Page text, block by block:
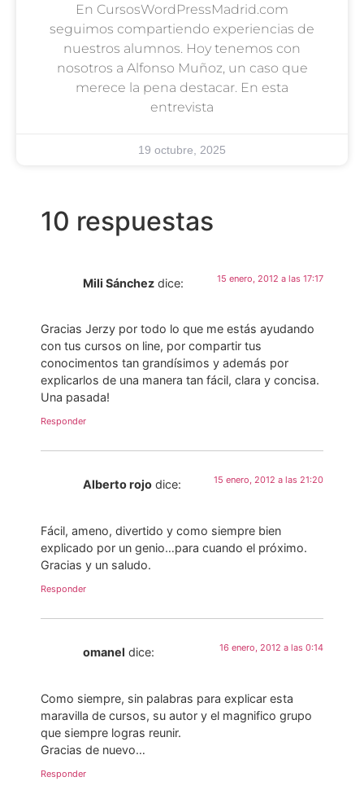
En CursosWordPressMadrid.com
seguimos compartiendo experiencias de
nuestros alumnos. Hoy tenemos con
nosotros a Alfonso Muñoz, un caso que
merece la pena destacar. En esta
entrevista
19 octubre, 2025
10 respuestas
Mili Sánchez dice: 15 enero, 2012 a las 17:17
Gracias Jerzy por todo lo que me estás ayudando
con tus cursos on line, por compartir tus
conocimentos tan grandísimos y además por
explicarlos de una manera tan fácil, clara y concisa.
Una pasada!
Responder
Alberto rojo dice: 15 enero, 2012 a las 21:20
Fácil, ameno, divertido y como siempre bien
explicado por un genio…para cuando el próximo.
Gracias y un saludo.
Responder
omanel dice: 16 enero, 2012 a las 0:14
Como siempre, sin palabras para explicar esta
maravilla de cursos, su autor y el magnifico grupo
que siempre logras reunir.
Gracias de nuevo…
Responder